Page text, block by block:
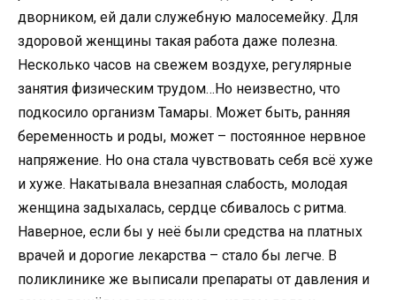
дворником, ей дали служебную малосемейку. Для
здоровой женщины такая работа даже полезна.
Несколько часов на свежем воздухе, регулярные
занятия физическим трудом…Но неизвестно, что
подкосило организм Тамары. Может быть, ранняя
беременность и роды, может – постоянное нервное
напряжение. Но она стала чувствовать себя всё хуже
и хуже. Накатывала внезапная слабость, молодая
женщина задыхалась, сердце сбивалось с ритма.
Наверное, если бы у неё были средства на платных
врачей и дорогие лекарства – стало бы легче. В
поликлинике же выписали препараты от давления и